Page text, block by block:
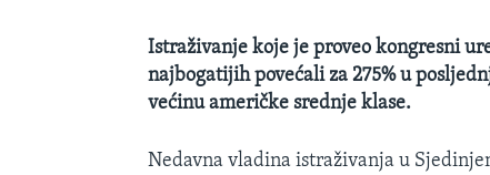
Istraživanje koje je proveo kongresni
najbogatijih povećali za 275% u
većinu američke srednje klase.
Nedavna vladina istraživanja u